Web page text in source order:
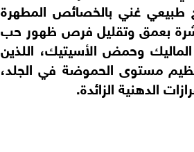
غني بالخصائص المطهرة
بعمق وتقليل فرص ظهور حب
وحمض الأسيتيك، اللذين
مستوى الحموضة في الجلد،
الدهنية الزائدة.